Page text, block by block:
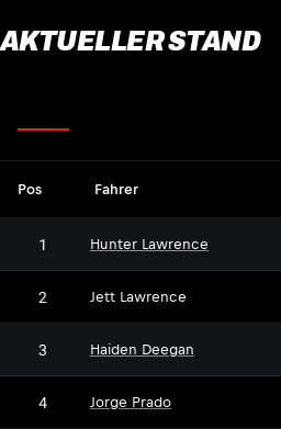
AKTUELLER STAND
Pos Fahrer
1 Hunter Lawrence
2 JL
Jett Lawrence
3 Haiden Deegan
4 Jorge Prado